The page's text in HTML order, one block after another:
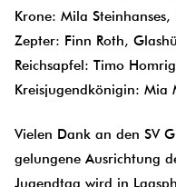
Krone: Mila Steinhanses,
Zepter: Finn Roth,
Reichsapfel: Timo
Kreisjugendkönigin: Mia
Vielen Dank an den SV
gelungene Ausrichtung
Jugendtag wird in